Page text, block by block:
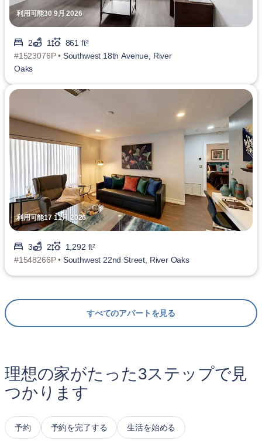
利用可能30 9月 2026
2 1
861 ft²
#1523076P • Southwest 18th Avenue, River
Oaks
利用可能17 11月 2026
3 2
1,292 ft²
#1548266P • Southwest 22nd Street, River Oaks
すべてのアパートを見る
理想の家がたった3ステップで見
つかります
予約 予約を完了する 生活を始める